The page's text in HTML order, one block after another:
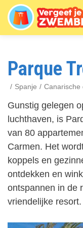
Overslaan
en
naar
gaan
Parque
Spanje Canarische
Gunstig gelegen
luchthaven, is
van 80
Carmen. Het
koppels en
ontdekken en
ontspannen in de
vriendelijke resort.